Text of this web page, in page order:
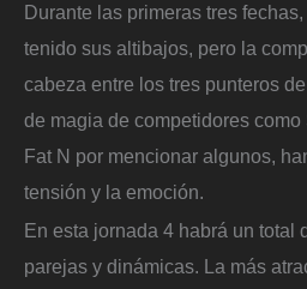
Durante las primeras tres fechas,
tenido sus altibajos, pero la
cabeza entre los tres punteros
de magia de competidores
Fat N por mencionar algunos,
tensión y la emoción.
En esta jornada 4 habrá un total
parejas y dinámicas. La más